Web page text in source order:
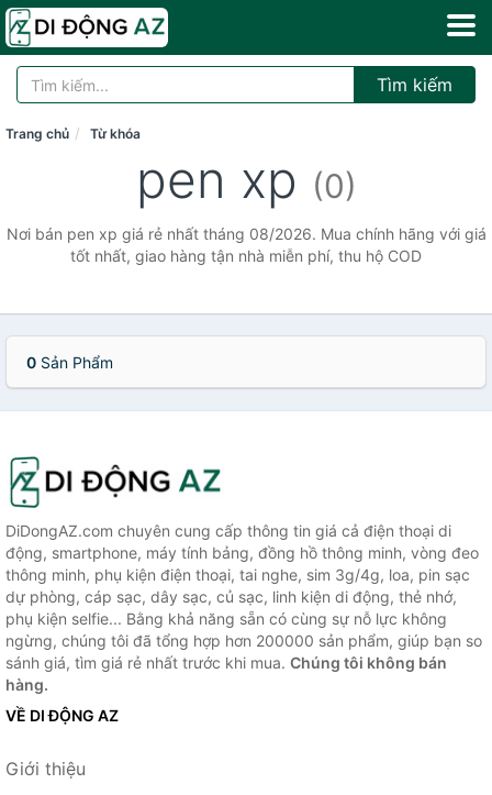
Tìm kiếm
Trang chủ Từ khóa
pen xp (0)
Nơi bán pen xp giá rẻ nhất tháng 08/2026. Mua chính hãng với giá
tốt nhất, giao hàng tận nhà miễn phí, thu hộ COD
0 Sản Phẩm
DiDongAZ.com chuyên cung cấp thông tin giá cả điện thoại di
động, smartphone, máy tính bảng, đồng hồ thông minh, vòng đeo
thông minh, phụ kiện điện thoại, tai nghe, sim 3g/4g, loa, pin sạc
dự phòng, cáp sạc, dây sạc, củ sạc, linh kiện di động, thẻ nhớ,
phụ kiện selfie... Bằng khả năng sẵn có cùng sự nỗ lực không
ngừng, chúng tôi đã tổng hợp hơn 200000 sản phẩm, giúp bạn so
sánh giá, tìm giá rẻ nhất trước khi mua. Chúng tôi không bán
hàng.
VỀ DI ĐỘNG AZ
Giới thiệu